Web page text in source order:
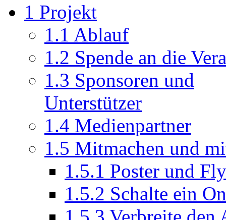
1 Projekt
1.1 Ablauf
1.2 Spende an die
1.3 Sponsoren und
Unterstützer
1.4 Medienpartner
1.5 Mitmachen und
1.5.1 Poster und
1.5.2 Schalte ein